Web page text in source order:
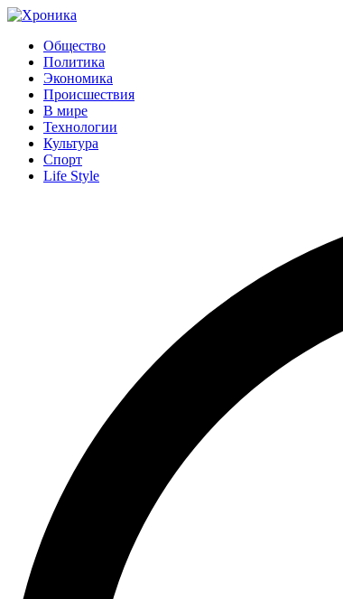
Общество
Политика
Экономика
Происшествия
В мире
Технологии
Культура
Спорт
Life Style